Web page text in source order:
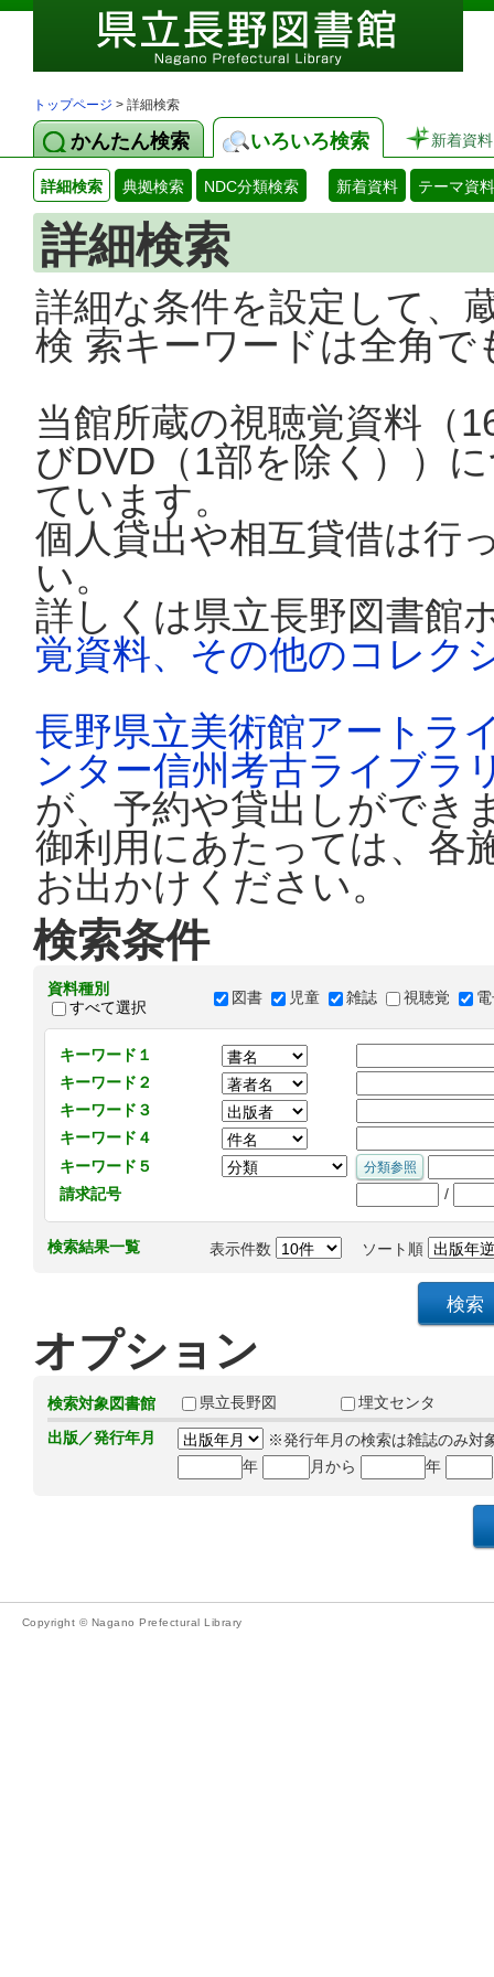
トップページ > 詳細検索
かんたん検索 いろいろ検索 新着資料
詳細検索 典拠検索 NDC分類検索 新着資料 テーマ資料
詳細検索
詳細な条件を設定して、
検 索キーワードは全角
当館所蔵の視聴覚資料（
びDVD（1部を除く））
ています。
個人貸出や相互貸借は行
い。
詳しくは県立長野図書館
覚資料、その他のコレク
長野県立美術館アートラ
ンター信州考古ライブラ
が、予約や貸出しができ
御利用にあたっては、各
お出かけください。
検索条件
資料種別
すべて選択
図書 児童 雑誌 視聴覚
キーワード１
キーワード２
キーワード３
キーワード４
キーワード５
請求記号
/
検索結果一覧 表示件数 ソート順
オプション
検索対象図書館 県立長野図
埋文センタ
出版／発行年月
※発行年月の検索は雑誌のみ対
年
月から 年
Copyright © Nagano Prefectural Library